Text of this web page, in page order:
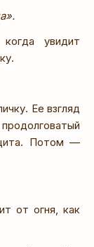
увидит
Ее взгляд
Потом —
от огня, как